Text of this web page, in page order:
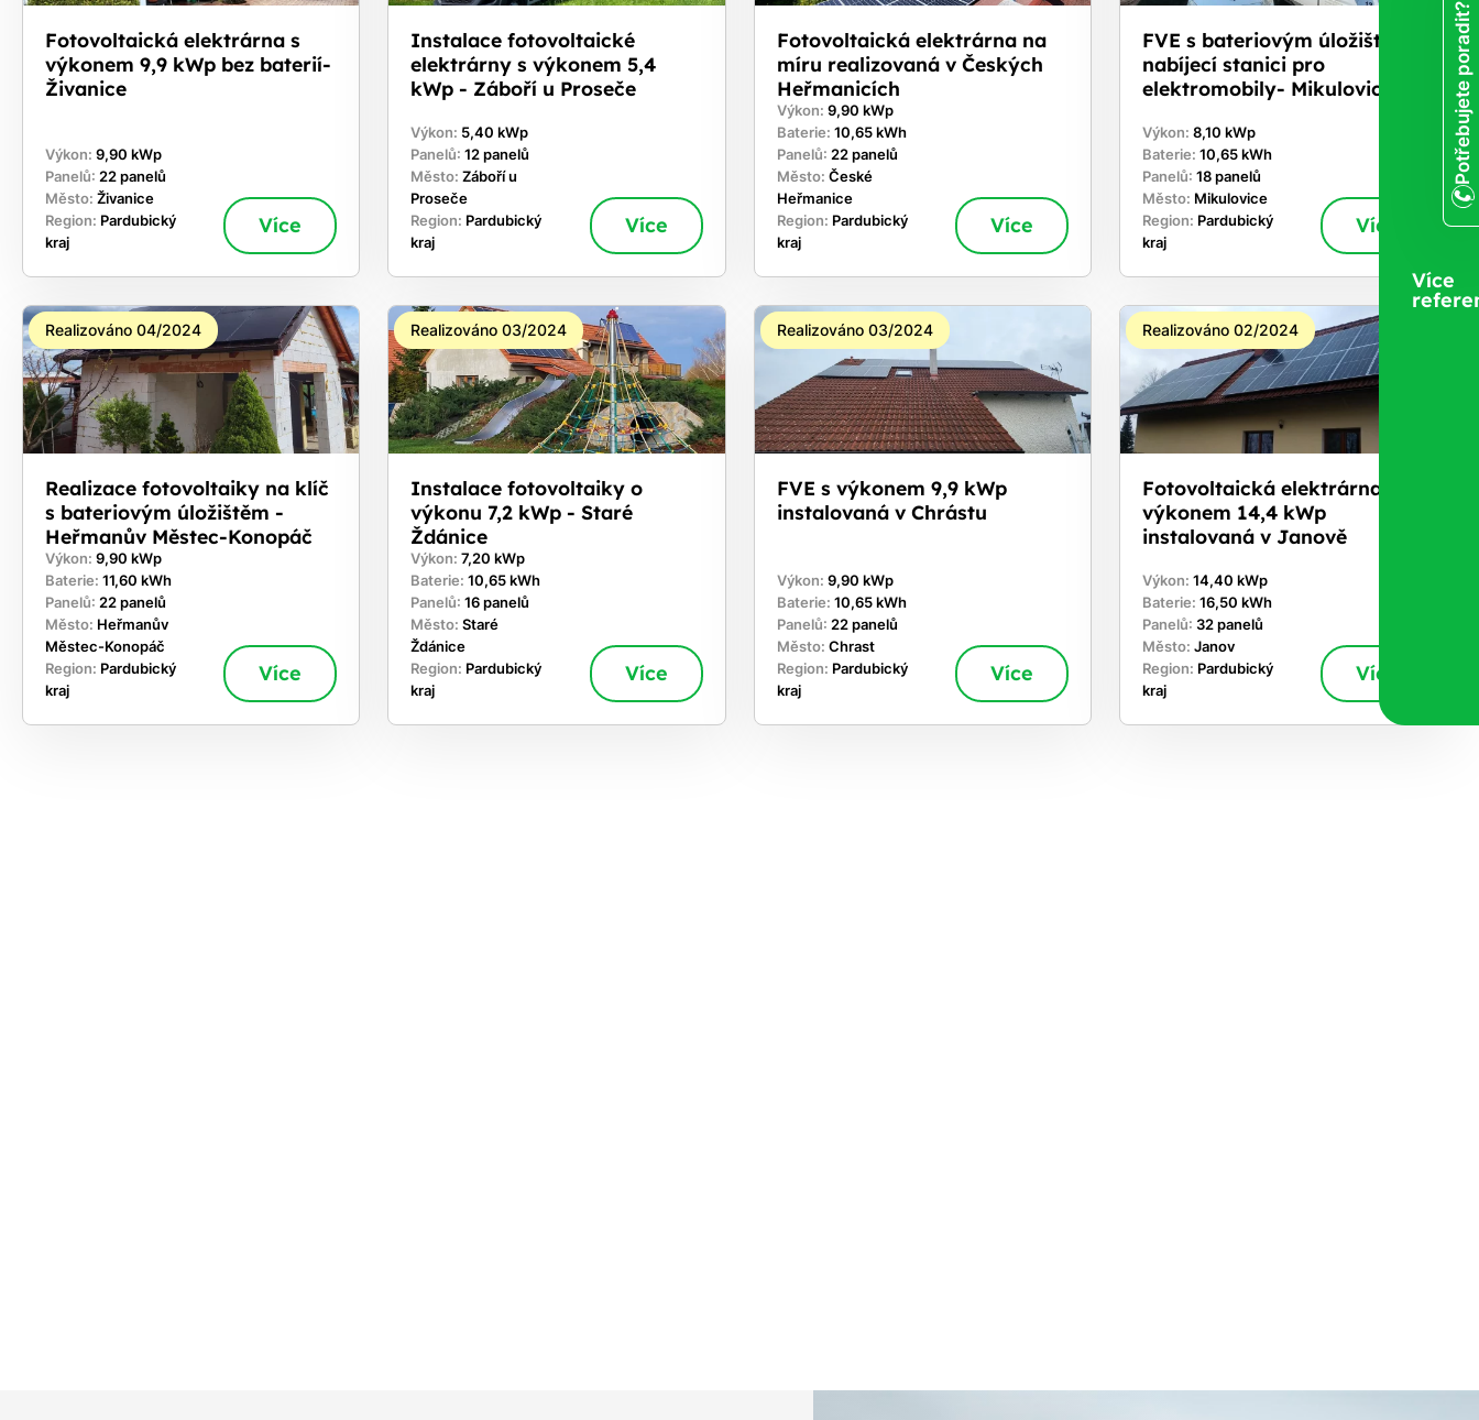
Fotovoltaická elektrárna s
výkonem 9,9 kWp bez baterií-
Živanice
Výkon: 9,90 kWp
Panelů: 22 panelů
Město: Živanice
Region: Pardubický
kraj
Více
Instalace fotovoltaické
elektrárny s výkonem 5,4
kWp - Záboří u Proseče
Výkon: 5,40 kWp
Panelů:12 panelů
Město:Záboří u
Proseče
Region: Pardubický
kraj
Více
Fotovoltaická elektrárna na
míru realizovaná v Českých
Heřmanicích
Výkon: 9,90 kWp
Baterie: 10,65 kWh
Panelů: 22 panelů
Město: České
Heřmanice
Region: Pardubický
kraj
Více
FVE s bateriovým úložištěm a
nabíjecí stanici pro
elektromobily- Mikulovice
Výkon: 8,10 kWp
Baterie: 10,65 kWh
Panelů: 18 panelů
Město: Mikulovice
Region: Pardubický
kraj
Více
Realizováno 04/2024
Realizace fotovoltaiky na klíč
s bateriovým úložištěm -
Heřmanův Městec-Konopáč
Výkon: 9,90 kWp
Baterie: 11,60 kWh
Panelů: 22 panelů
Město: Heřmanův
Městec-Konopáč
Region: Pardubický
kraj
Více
Realizováno 03/2024
Instalace fotovoltaiky o
výkonu 7,2 kWp - Staré
Ždánice
Výkon:7,20 kWp
Baterie:10,65 kWh
Panelů:16 panelů
Město:Staré
Ždánice
Region: Pardubický
kraj
Více
Realizováno 03/2024
FVE s výkonem 9,9 kWp
instalovaná v Chrástu
Výkon: 9,90 kWp
Baterie: 10,65 kWh
Panelů: 22 panelů
Město: Chrast
Region: Pardubický
kraj
Více
Realizováno 02/2024
Fotovoltaická elektrárna s
výkonem 14,4 kWp
instalovaná v Janově
Výkon: 14,40 kWp
Baterie: 16,50 kWh
Panelů: 32 panelů
Město: Janov
Region: Pardubický
kraj
Více
Více
Potřebujete poradit?